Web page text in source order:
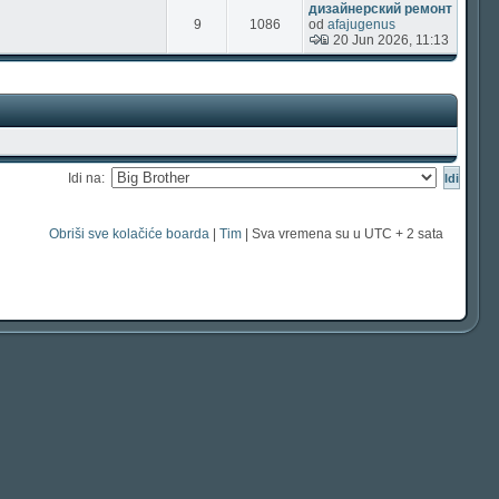
9 1086
дизайнерский ремонт
od afajugenus
20 Jun 2026, 11:13
Idi na:
Obriši sve kolačiće boarda Tim | Sva vremena su u UTC + 2 sata